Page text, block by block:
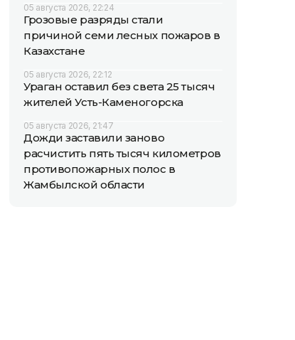
05 августа 2026, 22:24
Грозовые разряды стали
причиной семи лесных пожаров в
Казахстане
05 августа 2026, 22:12
Ураган оставил без света 25 тысяч
жителей Усть-Каменогорска
05 августа 2026, 21:47
Дожди заставили заново
расчистить пять тысяч километров
противопожарных полос в
Жамбылской области